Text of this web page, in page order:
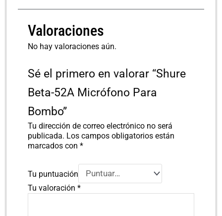
Valoraciones
No hay valoraciones aún.
Sé el primero en valorar “Shure
Beta-52A Micrófono Para
Bombo”
Tu dirección de correo electrónico no será
publicada. Los campos obligatorios están
marcados con*
Tu puntuación
Tu valoración*